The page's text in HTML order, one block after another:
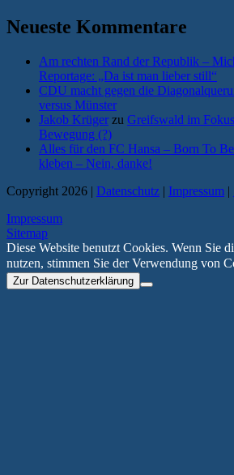
Neueste Kommentare
Am rechten Rand der Republik –
Reportage: „Da ist man lieber still“
CDU macht gegen die
versus Münster
Jakob Krüger zu Greifswald im
Bewegung (?)
Alles für den FC Hansa – Born To
kleben – Nein, danke!
Copyright 2026 | Datenschutz | Impressum |
Impressum
Sitemap
Diese Website benutzt Cookies. Wenn Sie
nutzen, stimmen Sie der Verwendung von
Zur Datenschutzerklärung